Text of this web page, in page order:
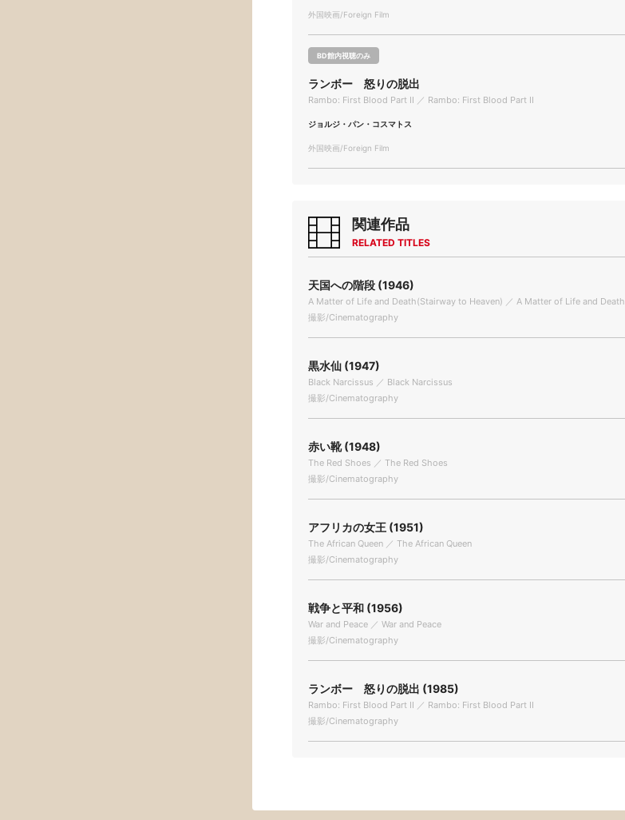
外国映画/Foreign Film
BD館内視聴のみ
ランボー 怒りの脱出
Rambo: First Blood Part II ／ Rambo: First Blood Part II
ジョルジ・パン・コスマトス
外国映画/Foreign Film
関連作品
RELATED TITLES
天国への階段 (1946)
A Matter of Life and Death(Stairway to Heaven) ／ A Matter of Life and Death
撮影/Cinematography
黒水仙 (1947)
Black Narcissus ／ Black Narcissus
撮影/Cinematography
赤い靴 (1948)
The Red Shoes ／ The Red Shoes
撮影/Cinematography
アフリカの女王 (1951)
The African Queen ／ The African Queen
撮影/Cinematography
戦争と平和 (1956)
War and Peace ／ War and Peace
撮影/Cinematography
ランボー 怒りの脱出 (1985)
Rambo: First Blood Part II ／ Rambo: First Blood Part II
撮影/Cinematography